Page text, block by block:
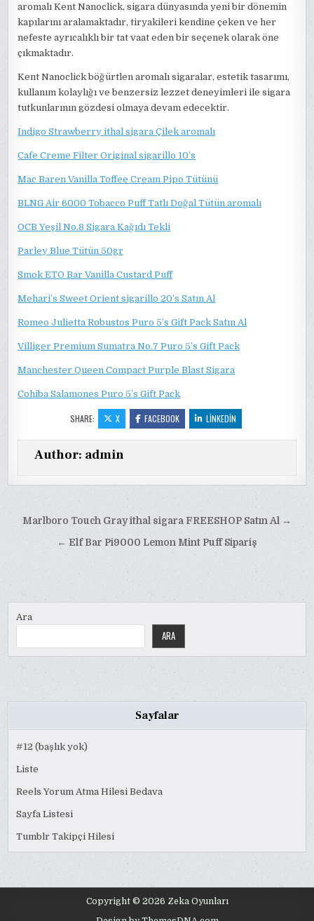
aromalı Kent Nanoclick, sigara dünyasında yeni bir dönemin
kapılarını aralamaktadır, tiryakileri kendine çeken ve her
nefeste ayrıcalıklı bir tat vaat eden bir seçenek olarak öne
çıkmaktadır.
Kent Nanoclick böğürtlen aromalı sigaralar, estetik tasarımı,
kullanım kolaylığı ve benzersiz lezzet deneyimleri ile sigara
tutkunlarının gözdesi olmaya devam edecektir.
Indigo Strawberry ithal sigara Çilek aromalı
Cafe Creme Filter Original sigarillo 10’s
Mac Baren Vanilla Toffee Cream Pipo Tütünü
BLNG Air 6000 Tobacco Puff Tatlı Doğal Tütün aromalı
OCB Yeşil No.8 Sigara Kağıdı Tekli
Parley Blue Tütün 50gr
Smok ETO Bar Vanilla Custard Puff
Mehari’s Sweet Orient sigarillo 20’s Satın Al
Romeo Julietta Robustos Puro 5’s Gift Pack Satın Al
Villiger Premium Sumatra No.7 Puro 5’s Gift Pack
Manchester Queen Compact Purple Blast Sigara
Cohiba Salamones Puro 5’s Gift Pack
SHARE: X FACEBOOK LINKEDIN
Author: admin
Yazı
gezinmesi
Marlboro Touch Gray ithal sigara FREESHOP Satın Al →
← Elf Bar Pi9000 Lemon Mint Puff Sipariş
Ara
ARA
Sayfalar
#12 (başlık yok)
Liste
Reels Yorum Atma Hilesi Bedava
Sayfa Listesi
Tumblr Takipçi Hilesi
Copyright © 2026 Zeka Oyunları